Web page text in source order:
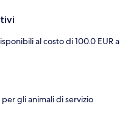
al costo di 100.0 EUR a
gli animali di servizio